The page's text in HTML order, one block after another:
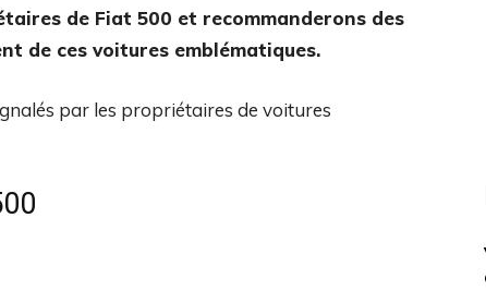
de Fiat 500 et recommanderons des
de ces voitures emblématiques.